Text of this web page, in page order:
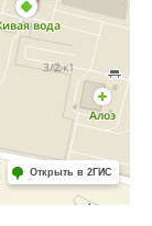
Открыть в 2ГИС